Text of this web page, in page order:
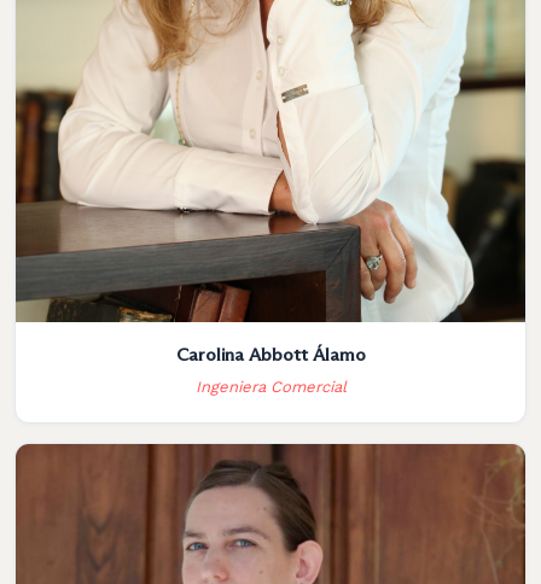
Carolina Abbott Álamo
Ingeniera Comercial